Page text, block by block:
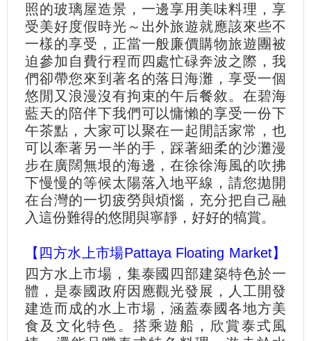
照的玻璃屋造景，一邊享用美味料理，享
受美好度假時光～出外旅遊就應該來些不
一樣的享受，正當一般廉價購物旅遊團被
迫參加自費行程而四處忙碌奔波之際，我
們卻帶您來到著名的落日海灘，享受一個
悠閒又浪漫沒有拘束的午后餐敘。在碧海
藍天的陪伴下我們可以慵懶的享受一份下
午茶點，大家可以聚在一起閒話家常，也
可以牽著另一半的手，踩著細柔的沙灘漫
步在廣闊無垠的海邊，在徐徐海風的吹拂
下慢慢的等候太陽落入地平線，請您拋開
在台灣的一切疲勞與煩惱，充分把自己融
入這份難得的悠閒與寧靜，好好的犒賞。
【四方水上市場Pattaya Floating Market】
四方水上市場，集泰國四部建築特色於一
體，是泰國政府因應觀光發展，人工開發
建造而成的水上市場，涵蓋泰國各地方美
食及文化特色。搭乘遊船，欣賞泰式風